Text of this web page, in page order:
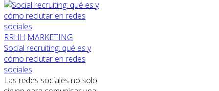
RRHH MARKETING
Social recruiting: qué es y
cómo reclutar en redes
sociales
Las redes sociales no solo